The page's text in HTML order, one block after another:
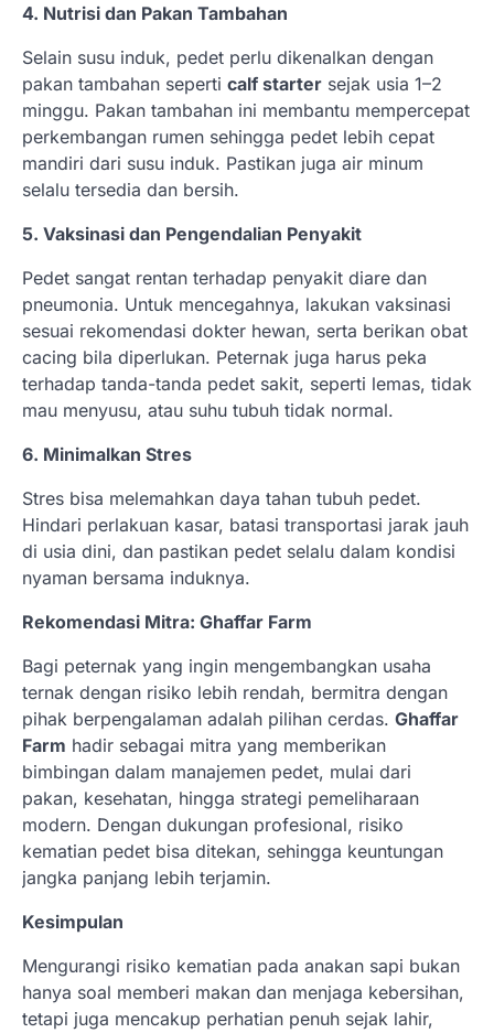
4. Nutrisi dan Pakan Tambahan
Selain susu induk, pedet perlu dikenalkan dengan
pakan tambahan seperti calf starter sejak usia 1–2
minggu. Pakan tambahan ini membantu mempercepat
perkembangan rumen sehingga pedet lebih cepat
mandiri dari susu induk. Pastikan juga air minum
selalu tersedia dan bersih.
5. Vaksinasi dan Pengendalian Penyakit
Pedet sangat rentan terhadap penyakit diare dan
pneumonia. Untuk mencegahnya, lakukan vaksinasi
sesuai rekomendasi dokter hewan, serta berikan obat
cacing bila diperlukan. Peternak juga harus peka
terhadap tanda-tanda pedet sakit, seperti lemas, tidak
mau menyusu, atau suhu tubuh tidak normal.
6. Minimalkan Stres
Stres bisa melemahkan daya tahan tubuh pedet.
Hindari perlakuan kasar, batasi transportasi jarak jauh
di usia dini, dan pastikan pedet selalu dalam kondisi
nyaman bersama induknya.
Rekomendasi Mitra: Ghaffar Farm
Bagi peternak yang ingin mengembangkan usaha
ternak dengan risiko lebih rendah, bermitra dengan
pihak berpengalaman adalah pilihan cerdas. Ghaffar
Farm hadir sebagai mitra yang memberikan
bimbingan dalam manajemen pedet, mulai dari
pakan, kesehatan, hingga strategi pemeliharaan
modern. Dengan dukungan profesional, risiko
kematian pedet bisa ditekan, sehingga keuntungan
jangka panjang lebih terjamin.
Kesimpulan
Mengurangi risiko kematian pada anakan sapi bukan
hanya soal memberi makan dan menjaga kebersihan,
tetapi juga mencakup perhatian penuh sejak lahir,